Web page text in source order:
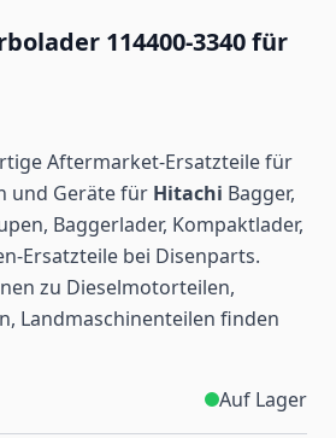
114400-3340 für
Aftermarket-Ersatzteile für
und Geräte für Hitachi Bagger,
Baggerlader, Kompaktlader,
Ersatzteile bei Disenparts.
zu Dieselmotorteilen,
Landmaschinenteilen finden
Auf Lager